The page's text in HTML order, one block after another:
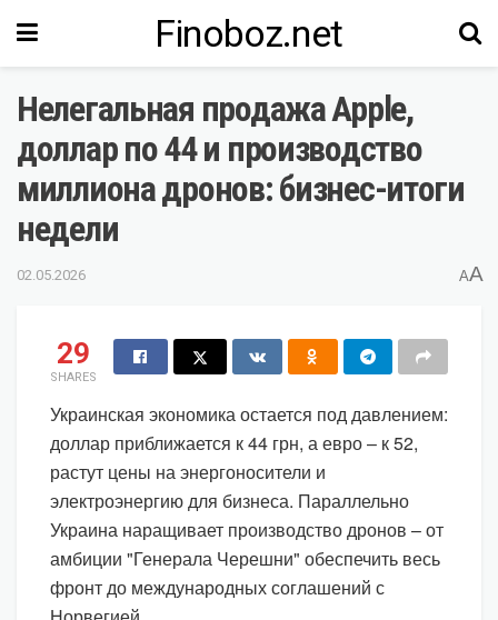
Finoboz.net
Нелегальная продажа Apple,
доллар по 44 и производство
миллиона дронов: бизнес-итоги
недели
02.05.2026 AA
29
SHARES
Украинская экономика остается под давлением:
доллар приближается к 44 грн, а евро – к 52,
растут цены на энергоносители и
электроэнергию для бизнеса. Параллельно
Украина наращивает производство дронов – от
амбиции "Генерала Черешни" обеспечить весь
фронт до международных соглашений с